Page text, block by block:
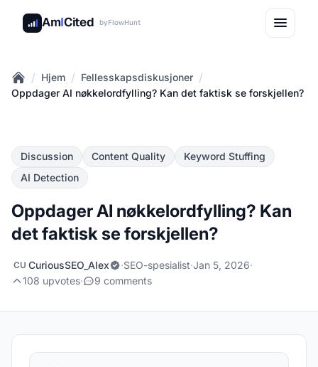
AmICited byFlowHunt
Home
/ Hjem / Fellesskapsdiskusjoner /
Oppdager AI nøkkelordfylling? Kan det faktisk se forskjellen?
Discussion Content Quality
Keyword Stuffing
AI Detection
Oppdager AI nøkkelordfylling? Kan
det faktisk se forskjellen?
CU CuriousSEO_Alex ·SEO-spesialist·Jan 5, 2026·
108 upvotes· 9 comments